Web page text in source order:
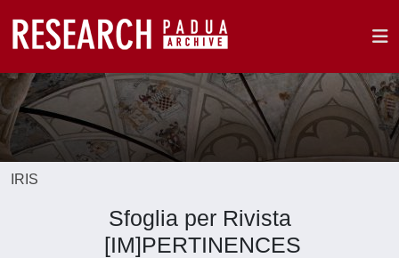
IRIS
Sfoglia per Rivista
[IM]PERTINENCES